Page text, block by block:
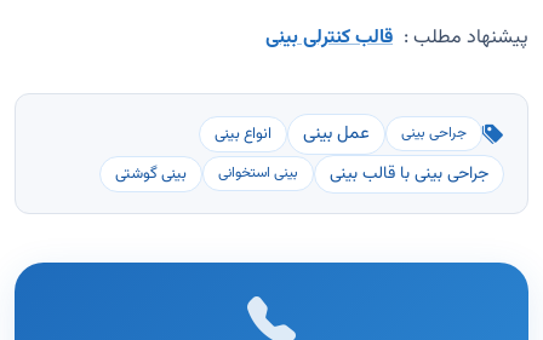
پیشنهاد مطلب : قالب کنترلی بینی
جراحی بینی عمل بینی انواع بینی
جراحی بینی با قالب بینی بینی استخوانی بینی گوشتی